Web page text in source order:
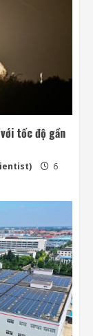
với bàn tay
tốc độ gần
6